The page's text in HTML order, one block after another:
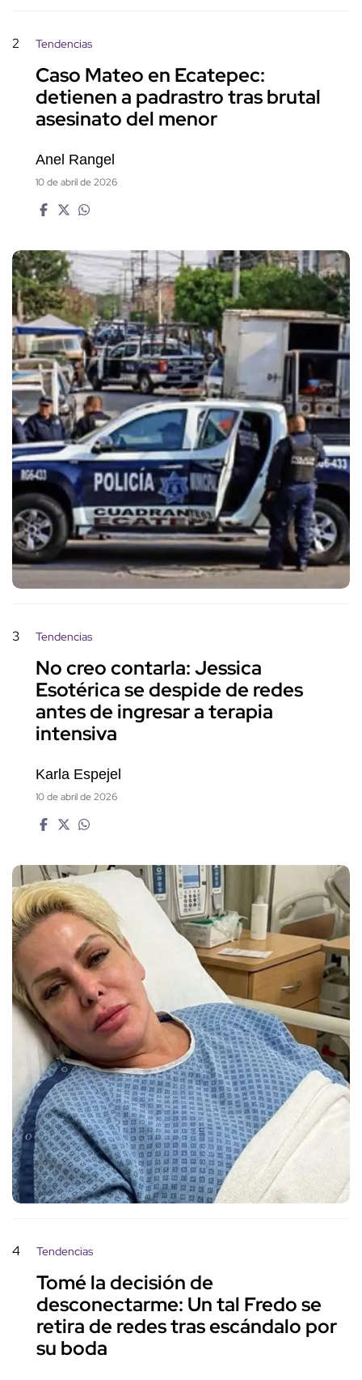
2 Tendencias
Caso Mateo en Ecatepec:
detienen a padrastro tras brutal
asesinato del menor
Anel Rangel
10 de abril de 2026
3 Tendencias
No creo contarla: Jessica
Esotérica se despide de redes
antes de ingresar a terapia
intensiva
Karla Espejel
10 de abril de 2026
4 Tendencias
Tomé la decisión de
desconectarme: Un tal Fredo se
retira de redes tras escándalo por
su boda